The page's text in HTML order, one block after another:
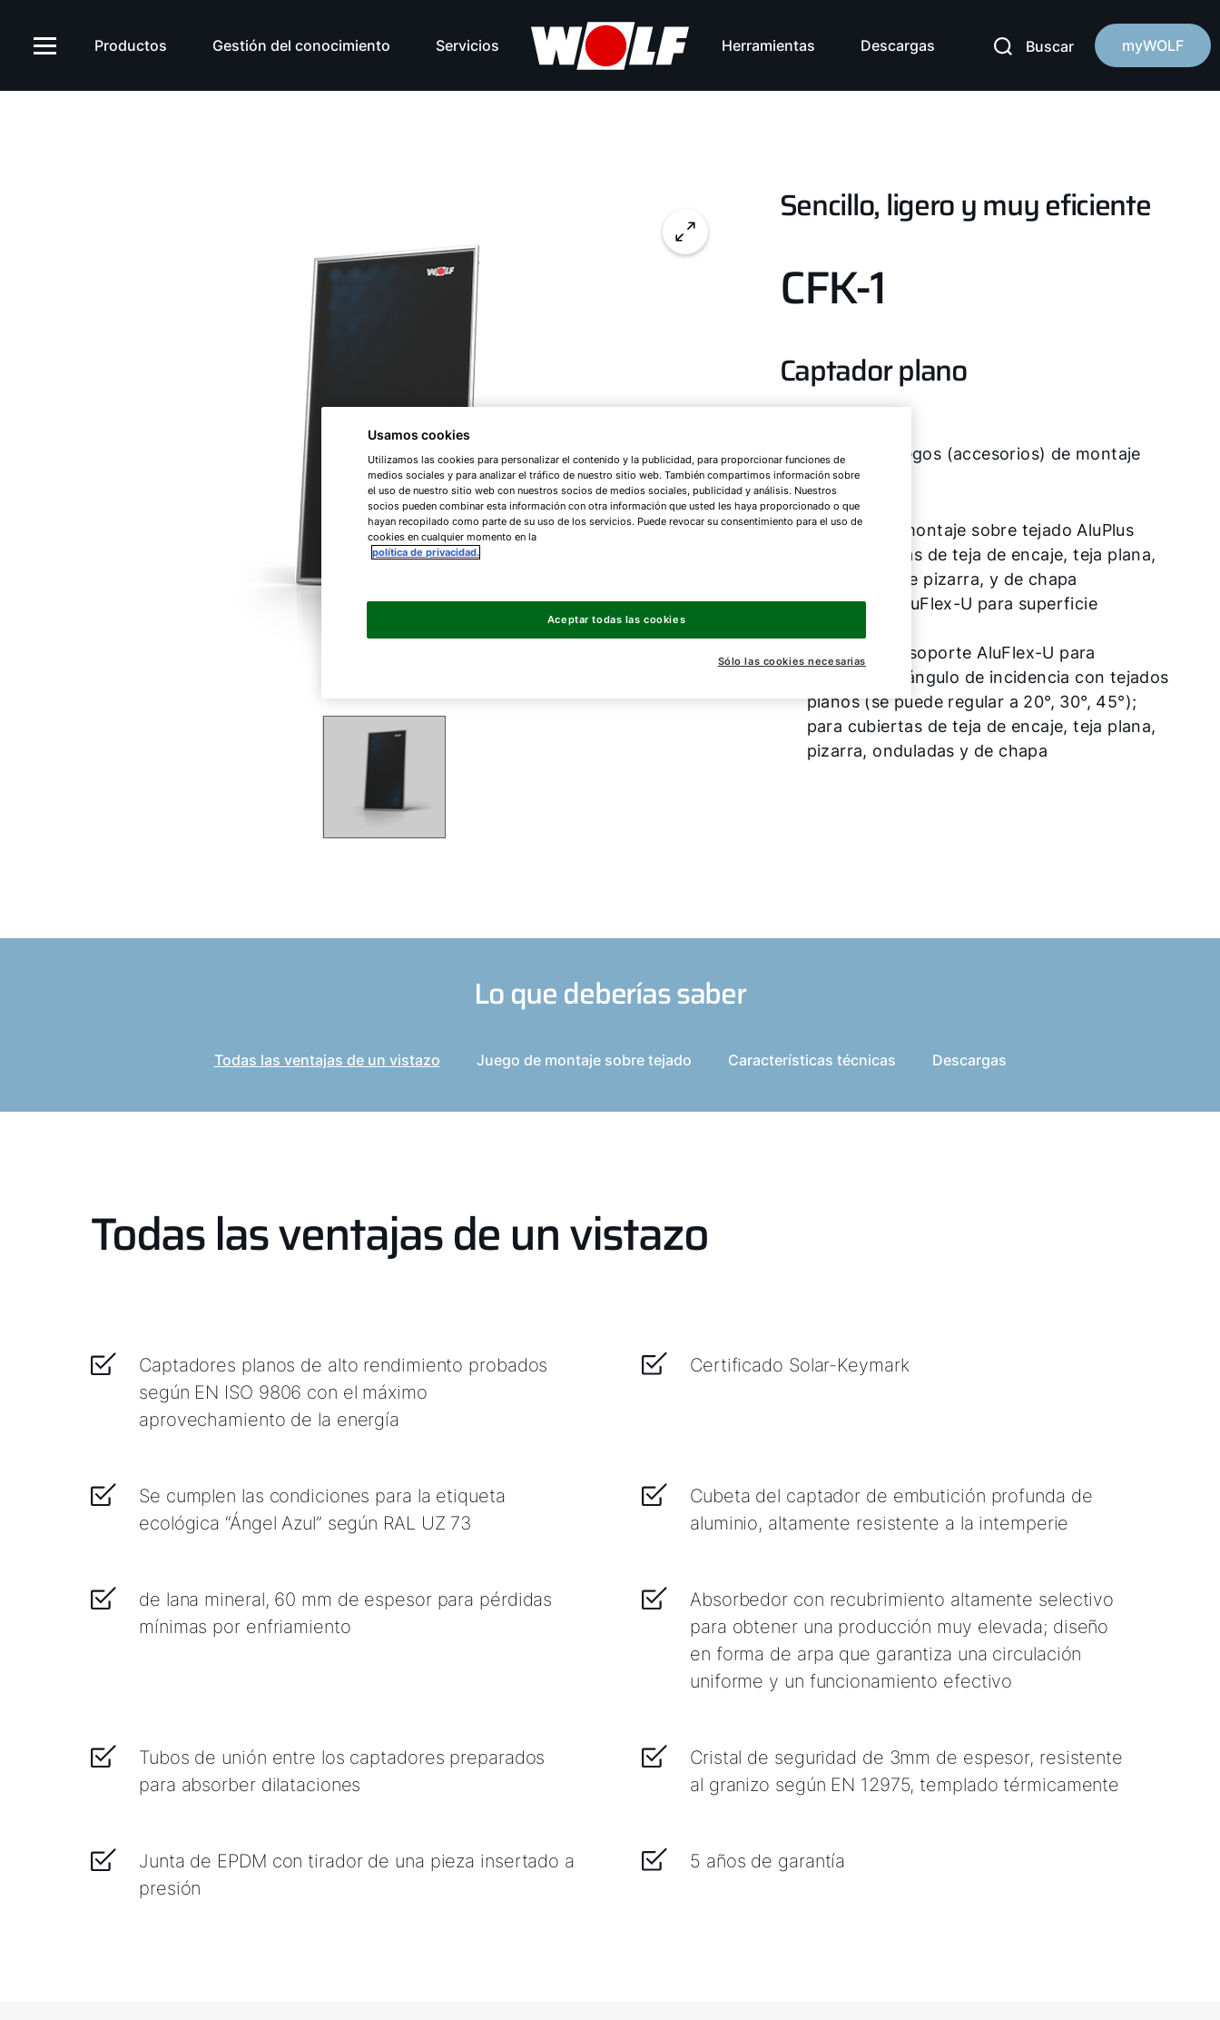
Productos Gestión del conocimiento Servicios Herramientas Descargas Buscar myWOLF
Sencillo, ligero y muy eficiente
CFK-1
Captador plano
Con diversos juegos (accesorios) de montaje
individual:
Juego para montaje sobre tejado AluPlus
para cubiertas de teja de encaje, teja plana,
onduladas, de pizarra, y de chapa
Estructura AluFlex-U para superficie
Armazón de soporte AluFlex-U para
optimizar el ángulo de incidencia con tejados
planos (se puede regular a 20°, 30°, 45°);
para cubiertas de teja de encaje, teja plana,
pizarra, onduladas y de chapa
Lo que deberías saber
Todas las ventajas de un vistazo Juego de montaje sobre tejado Características técnicas Descargas
Todas las ventajas de un vistazo
Captadores planos de alto rendimiento probados
según EN ISO 9806 con el máximo
aprovechamiento de la energía
Certificado Solar-Keymark
Se cumplen las condiciones para la etiqueta
ecológica “Ángel Azul” según RAL UZ 73
Cubeta del captador de embutición profunda de
aluminio, altamente resistente a la intemperie
de lana mineral, 60 mm de espesor para pérdidas
mínimas por enfriamiento
Absorbedor con recubrimiento altamente selectivo
para obtener una producción muy elevada; diseño
en forma de arpa que garantiza una circulación
uniforme y un funcionamiento efectivo
Tubos de unión entre los captadores preparados
para absorber dilataciones
Cristal de seguridad de 3mm de espesor, resistente
al granizo según EN 12975, templado térmicamente
Junta de EPDM con tirador de una pieza insertado a
presión
5 años de garantía
Usamos cookies
Utilizamos las cookies para personalizar el contenido y la publicidad, para proporcionar funciones de
medios sociales y para analizar el tráfico de nuestro sitio web. También compartimos información sobre
el uso de nuestro sitio web con nuestros socios de medios sociales, publicidad y análisis. Nuestros
socios pueden combinar esta información con otra información que usted les haya proporcionado o que
hayan recopilado como parte de su uso de los servicios. Puede revocar su consentimiento para el uso de
cookies en cualquier momento en la
política de privacidad.
Sólo las cookies necesarias
Aceptar todas las cookies